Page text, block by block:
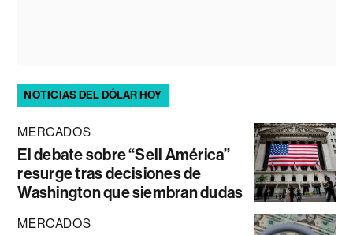
NOTICIAS DEL DÓLAR HOY
MERCADOS
El debate sobre “Sell América”
resurge tras decisiones de
Washington que siembran dudas
MERCADOS